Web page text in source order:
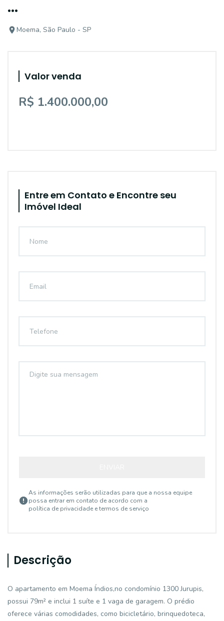
...
Moema, São Paulo - SP
Valor venda
R$ 1.400.000,00
Entre em Contato e Encontre seu
Imóvel Ideal
As informações serão utilizadas para que a nossa equipe
possa entrar em contato de acordo com a
política de privacidade e termos de serviço
Descrição
O apartamento em Moema Índios,no condomínio 1300 Jurupis,
possui 79m² e inclui 1 suíte e 1 vaga de garagem. O prédio
oferece várias comodidades, como bicicletário, brinquedoteca,